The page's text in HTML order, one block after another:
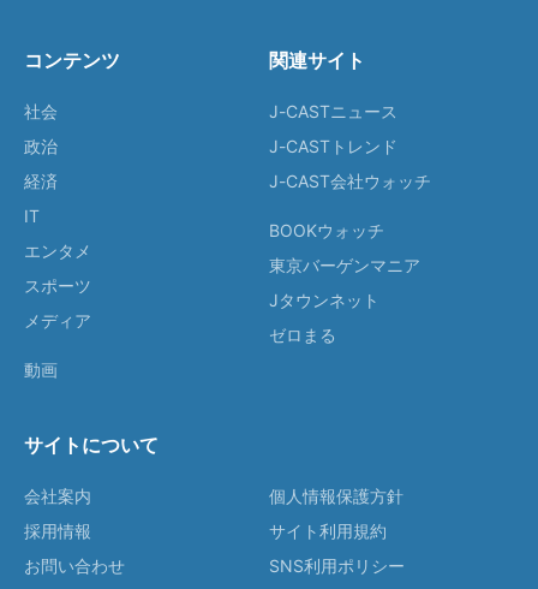
コンテンツ
社会
政治
経済
IT
エンタメ
スポーツ
メディア
動画
関連サイト
J-CASTニュース
J-CASTトレンド
J-CAST会社ウォッチ
BOOKウォッチ
東京バーゲンマニア
Jタウンネット
ゼロまる
サイトについて
会社案内
採用情報
お問い合わせ
個人情報保護方針
サイト利用規約
SNS利用ポリシー